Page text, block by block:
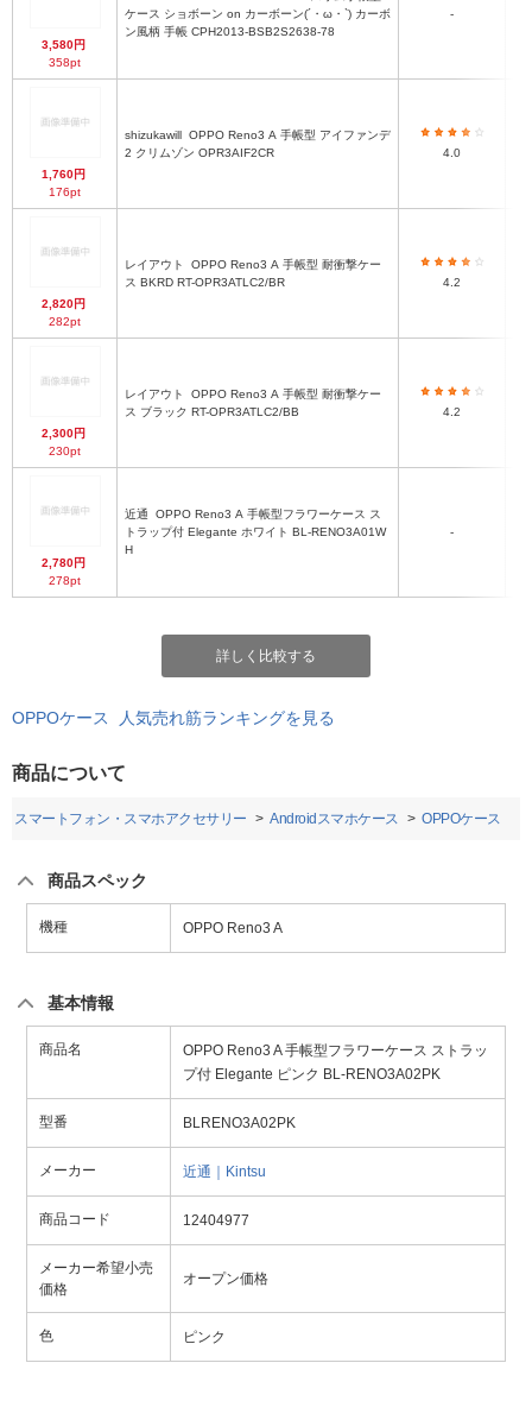
3,580円
358pt
ケース ショボーン on カーボーン(´・ω・`) カーボ
ン風柄 手帳 CPH2013-BSB2S2638-78
-
1,760円
176pt
shizukawill
2 クリムゾン OPR3AIF2CR
4.0
2,820円
282pt
レイアウト
ス BKRD RT-OPR3ATLC2/BR
4.2
2,300円
230pt
レイアウト
ス ブラック RT-OPR3ATLC2/BB
4.2
2,780円
278pt
近通
トラップ付 Elegante ホワイト BL-RENO3A01W
H
-
詳しく比較する
OPPOケース 人気売れ筋ランキングを見る
商品について
スマートフォン・スマホアクセサリー Androidスマホケース OPPOケース
商品スペック
機種 OPPO Reno3 A
基本情報
商品名
OPPO Reno3 A 手帳型フラワーケース ストラッ
プ付 Elegante ピンク BL-RENO3A02PK
型番 BLRENO3A02PK
メーカー 近通｜Kintsu
商品コード 12404977
メーカー希望小売
価格
オープン価格
色 ピンク